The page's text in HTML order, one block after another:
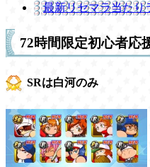
最新リセマラ当たり
72時間限定初心者応
SRは白河のみ